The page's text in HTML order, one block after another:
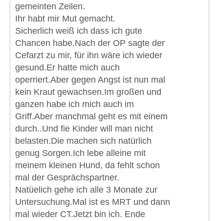
gemeinten Zeilen.
Ihr habt mir Mut gemacht.
Sicherlich weiß ich dass ich gute
Chancen habe.Nach der OP sagte der
Cefarzt zu mir, für ihn wäre ich wieder
gesund.Er hatte mich auch
operriert.Aber gegen Angst ist nun mal
kein Kraut gewachsen.Im großen und
ganzen habe ich mich auch im
Griff.Aber manchmal geht es mit einem
durch..Und fie Kinder will man nicht
belasten.Die machen sich natürlich
genug Sorgen.Ich lebe alleine mit
meinem kleinen Hund, da fehlt schon
mal der Gesprächspartner.
Natüelich gehe ich alle 3 Monate zur
Untersuchung.Mal ist es MRT und dann
mal wieder CT.Jetzt bin ich. Ende